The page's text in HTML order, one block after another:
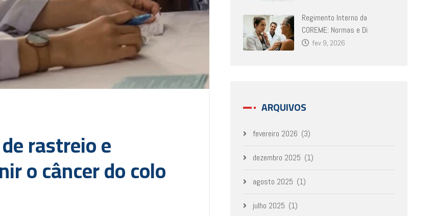
rastreio e
o câncer do colo
Regimento Interno da
COREME: Normas e Di
fev 9, 2026
ARQUIVOS
fevereiro 2026 (3)
dezembro 2025 (1)
agosto 2025 (1)
julho 2025 (1)